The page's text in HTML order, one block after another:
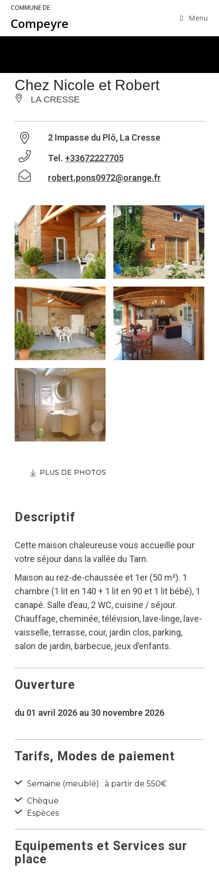
COMMUNE DE
Compeyre Menu
Chez Nicole et Robert
LA CRESSE
2 Impasse du Plô, La Cresse
Tel. +33672227705
robert.pons0972@orange.fr
PLUS DE PHOTOS
Descriptif
Cette maison chaleureuse vous accueille pour
votre séjour dans la vallée du Tarn.
Maison au rez-de-chaussée et 1er (50 m²). 1
chambre (1 lit en 140 + 1 lit en 90 et 1 lit bébé), 1
canapé. Salle d’eau, 2 WC, cuisine / séjour.
Chauffage, cheminée, télévision, lave-linge, lave-
vaisselle, terrasse, cour, jardin clos, parking,
salon de jardin, barbecue, jeux d’enfants.
Ouverture
du 01 avril 2026 au 30 novembre 2026
Tarifs, Modes de paiement
Semaine (meublé) : à partir de 550€
Chèque
Espèces
Equipements et Services sur
place